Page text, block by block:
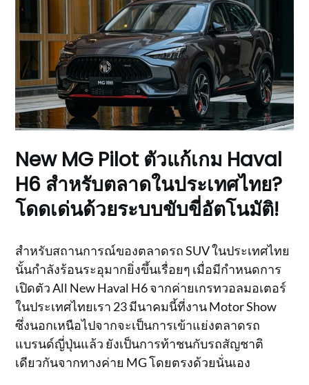
New MG Pilot ตัวแก้เกม Haval
H6 สำหรับตลาดในประเทศไทย?
โดดเด่นด้วยระบบขับขี่อัตโนมัติ!
สำหรับสถานการณ์ของตลาดรถ SUV ในประเทศไทย
นั้นกำลังร้อนระอุมากยิ่งขึ้นเรื่อยๆ เมื่อมีกำหนดการ
เปิดตัว All New Haval H6 จากค่ายเกรทวอลมอเตอร์
ในประเทศไทยเรา 23 มีนาคมนี้ที่งาน Motor Show
ซึ่งนอกเหนือไปจากจะเป็นการเข้าแย่งตลาดรถ
แบรนด์ญี่ปุ่นแล้ว ยังเป็นการท้าชนกับรถสัญชาติ
เดียวกันจากทางค่าย MG โดยตรงด้วยนั่นเอง